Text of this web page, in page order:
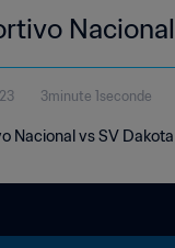
3minute 1seconde
Nacional vs SV